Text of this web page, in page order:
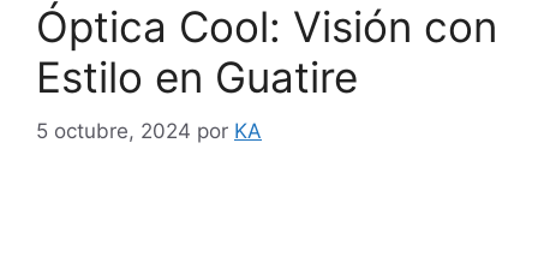
Óptica Cool: Visión con
Estilo en Guatire
5 octubre, 2024 por KA